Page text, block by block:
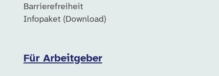
Barrierefreiheit
Infopaket (Download)
Für Arbeitgeber